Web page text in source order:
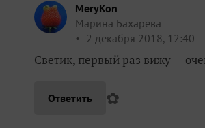
MeryKon
Марина Бахарева
2 декабря 2018, 12:40
Светик, первый раз вижу —
Ответить ✿